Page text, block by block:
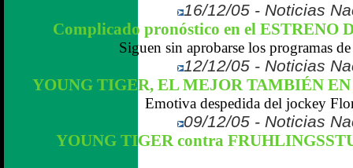
16/12/05 - Noticias
Complicado pronóstico en el ESTRENO
Siguen sin aprobarse los programas
12/12/05 - Noticias
YOUNG TIGER, EL MEJOR TAMBIÉN
Emotiva despedida del jockey
09/12/05 - Noticias
YOUNG TIGER contra